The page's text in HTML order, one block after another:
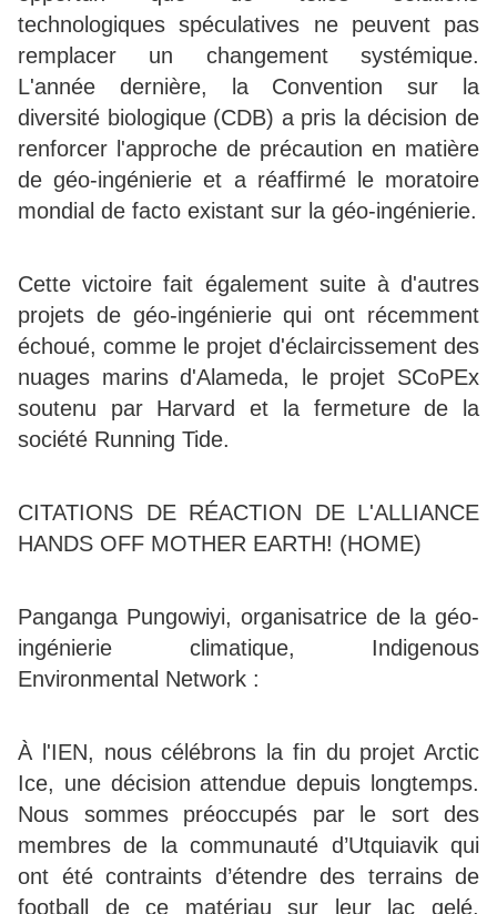
technologiques spéculatives ne peuvent pas
remplacer un changement systémique.
L'année dernière, la Convention sur la
diversité biologique (CDB) a pris la décision de
renforcer l'approche de précaution en matière
de géo-ingénierie et a réaffirmé le moratoire
mondial de facto existant sur la géo-ingénierie.
Cette victoire fait également suite à d'autres
projets de géo-ingénierie qui ont récemment
échoué, comme le projet d'éclaircissement des
nuages ​​marins d'Alameda, le projet SCoPEx
soutenu par Harvard et la fermeture de la
société Running Tide.
CITATIONS DE RÉACTION DE L'ALLIANCE
HANDS OFF MOTHER EARTH! (HOME)
Panganga Pungowiyi, organisatrice de la géo-
ingénierie climatique, Indigenous
Environmental Network :
À l'IEN, nous célébrons la fin du projet Arctic
Ice, une décision attendue depuis longtemps.
Nous sommes préoccupés par le sort des
membres de la communauté d’Utquiavik qui
ont été contraints d’étendre des terrains de
football de ce matériau sur leur lac gelé.